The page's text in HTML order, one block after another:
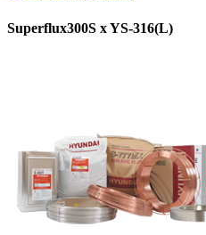
Superflux300S x YS-316(L)